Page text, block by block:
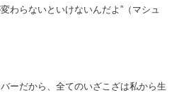
わらないといけないんだよ”（マシュ
ーだから、全てのいざこざは私から生